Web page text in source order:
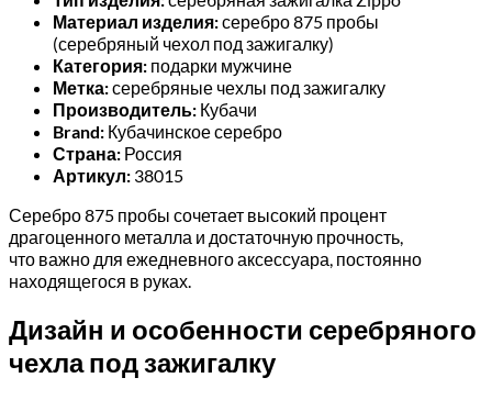
Материал изделия:серебро 875 пробы
(серебряный чехол под зажигалку)
Категория: подарки мужчине
Метка:серебряные чехлы под зажигалку
Производитель: Кубачи
Brand: Кубачинское серебро
Страна: Россия
Артикул: 38015
Серебро 875 пробы сочетает высокий процент
драгоценного металла и достаточную прочность,
что важно для ежедневного аксессуара, постоянно
находящегося в руках.
Дизайн и особенности серебряного
чехла под зажигалку